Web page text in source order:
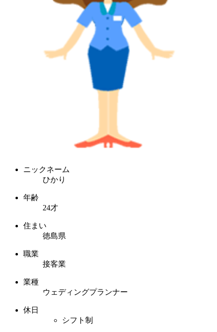
ニックネーム
ひかり
年齢
24才
住まい
徳島県
職業
接客業
業種
ウェディングプランナー
休日
シフト制